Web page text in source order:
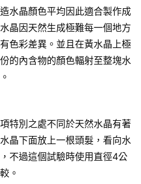
水晶顏色平均因此適合製作成
晶因天然生成極難每一個地方
色彩差異。並且在黃水晶上極
的內含物的顏色輻射至整塊水
特別之處不同於天然水晶有著
晶下面放上一根頭髮，看向水
不過這個試驗時使用直徑4公
。